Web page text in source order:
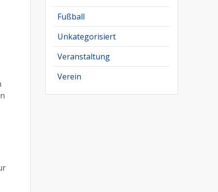
Fußball
Unkategorisiert
Veranstaltung
Verein